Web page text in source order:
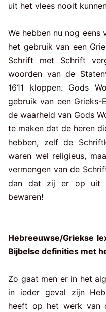
uit het vlees nooit
We hebben nu nog eens
het gebruik van een
Schrift met Schrift
woorden van de
1611 kloppen. Gods
gebruik van een Grieks-
de waarheid van Gods
te maken dat de heren
hebben, zelf de
waren wel religieus,
vermengen van de
dan dat zij er op uit
bewaren!
Hebreeuwse/Griekse
Bijbelse definities met
Zo gaat men er in het
in ieder geval zijn
heeft op het werk van